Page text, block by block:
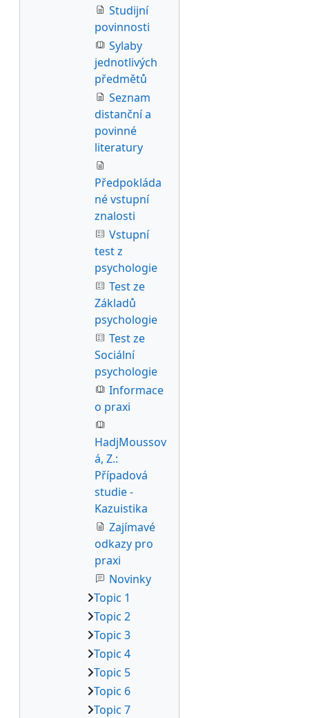
Studijní
povinnosti
Sylaby
jednotlivých
předmětů
Seznam
distanční a
povinné
literatury
Předpokláda
né vstupní
znalosti
Vstupní
test z
psychologie
Test ze
Základů
psychologie
Test ze
Sociální
psychologie
Informace
o praxi
HadjMoussov
á, Z.:
Případová
studie -
Kazuistika
Zajímavé
odkazy pro
praxi
Novinky
Topic 1
Topic 2
Topic 3
Topic 4
Topic 5
Topic 6
Topic 7